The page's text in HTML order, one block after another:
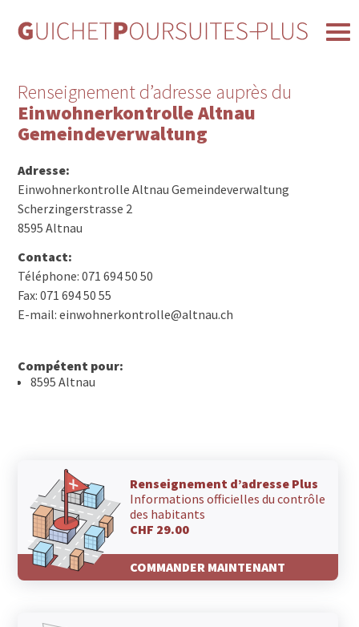
Renseignement d’adresse auprès du
Einwohnerkontrolle Altnau
Gemeindeverwaltung
Adresse:
Einwohnerkontrolle Altnau Gemeindeverwaltung
Scherzingerstrasse 2
8595 Altnau
Contact:
Téléphone: 071 694 50 50
Fax: 071 694 50 55
E-mail: einwohnerkontrolle@altnau.ch
Compétent pour:
8595 Altnau
Renseignement d’adresse Plus
Informations officielles du contrôle
des habitants
CHF 29.00
COMMANDER MAINTENANT